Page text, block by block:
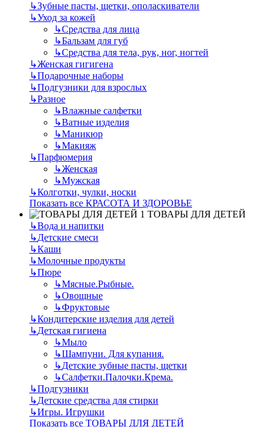
↳Зубные пасты, щетки, ополаскиватели
↳Уход за кожей
↳Средства для лица
↳Бальзам для губ
↳Средства для тела, рук, ног, ногтей
↳Женская гигигена
↳Подарочные наборы
↳Подгузники для взрослых
↳Разное
↳Влажные салфетки
↳Ватные изделия
↳Маникюр
↳Макияж
↳Парфюмерия
↳Женская
↳Мужская
↳Колготки, чулки, носки
Показать все КРАСОТА И ЗДОРОВЬЕ
ТОВАРЫ ДЛЯ ДЕТЕЙ
↳Вода и напитки
↳Детские смеси
↳Каши
↳Молочные продукты
↳Пюре
↳Мясные.Рыбные.
↳Овощные
↳Фруктовые
↳Кондитерские изделия для детей
↳Детская гигиена
↳Мыло
↳Шампуни. Для купания.
↳Детские зубные пасты, щетки
↳Салфетки.Палочки.Крема.
↳Подгузники
↳Детские средства для стирки
↳Игры. Игрушки
Показать все ТОВАРЫ ДЛЯ ДЕТЕЙ